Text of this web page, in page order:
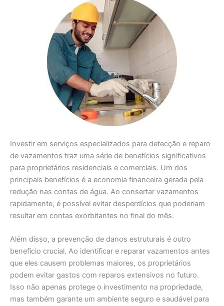
Investir em serviços especializados para detecção e reparo
de vazamentos traz uma série de benefícios significativos
para proprietários residenciais e comerciais. Um dos
principais benefícios é a economia financeira gerada pela
redução nas contas de água. Ao consertar vazamentos
rapidamente, é possível evitar desperdícios que poderiam
resultar em contas exorbitantes no final do mês.
Além disso, a prevenção de danos estruturais é outro
benefício crucial. Ao identificar e reparar vazamentos antes
que eles causem problemas maiores, os proprietários
podem evitar gastos com reparos extensivos no futuro.
Isso não apenas protege o investimento na propriedade,
mas também garante um ambiente seguro e saudável para